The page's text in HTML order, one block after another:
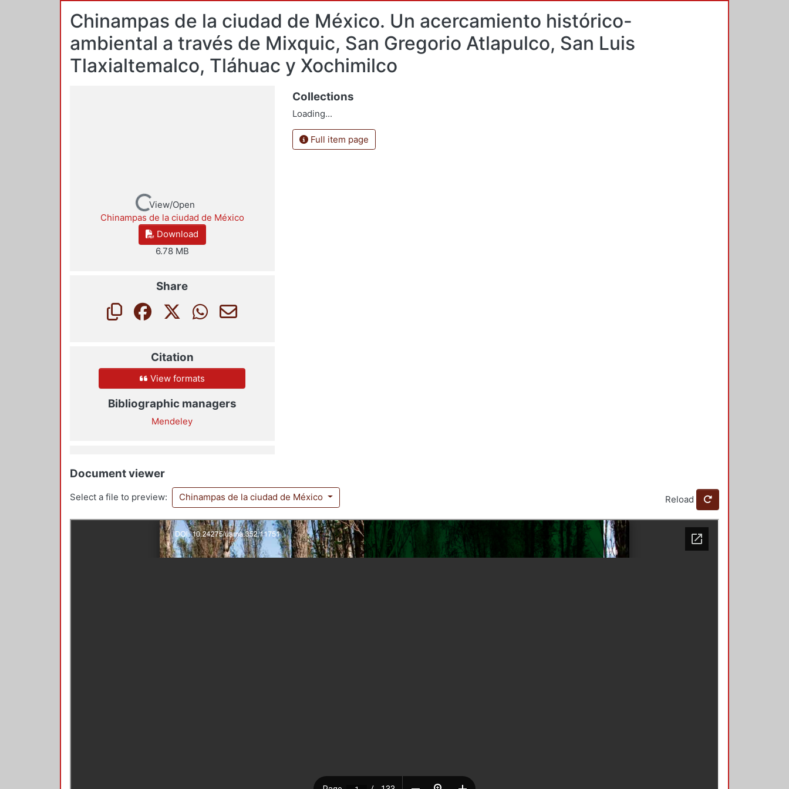
Chinampas de la ciudad de México. Un acercamiento histórico-
ambiental a través de Mixquic, San Gregorio Atlapulco, San Luis
Tlaxialtemalco, Tláhuac y Xochimilco
Loading...View/Open
Chinampas de la ciudad de México
Download
6.78 MB
Share
Citation
View formats
Bibliographic managers
Mendeley
Collections
Loading...
Full item page
Document viewer
Select a file to preview: Chinampas de la ciudad de México Reload